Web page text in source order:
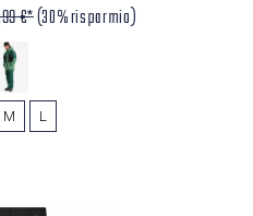
€*(30% risparmio)
M L